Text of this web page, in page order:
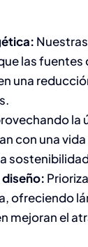
las
una
la
con una
diseño:
ofreciendo
mejoran el